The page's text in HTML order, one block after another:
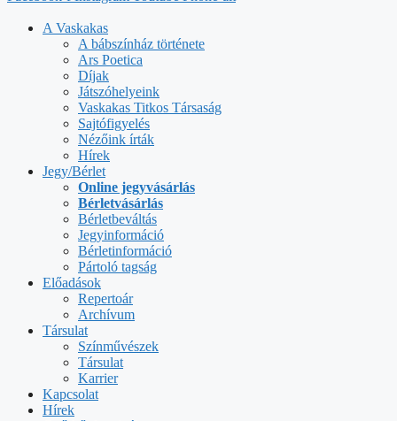
A Vaskakas
A bábszínház története
Ars Poetica
Díjak
Játszóhelyeink
Vaskakas Titkos Társaság
Sajtófigyelés
Nézőink írták
Hírek
Jegy/Bérlet
Online jegyvásárlás
Bérletvásárlás
Bérletbeváltás
Jegyinformáció
Bérletinformáció
Pártoló tagság
Előadások
Repertoár
Archívum
Társulat
Színművészek
Társulat
Karrier
Kapcsolat
Hírek